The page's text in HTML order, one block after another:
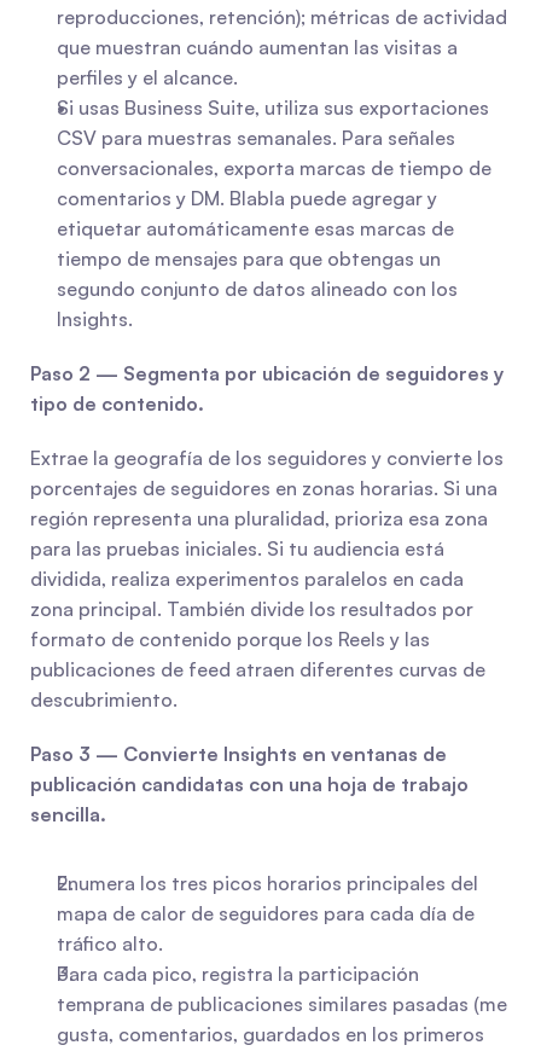
reproducciones, retención); métricas de actividad
que muestran cuándo aumentan las visitas a
perfiles y el alcance.
Si usas Business Suite, utiliza sus exportaciones
CSV para muestras semanales. Para señales
conversacionales, exporta marcas de tiempo de
comentarios y DM. Blabla puede agregar y
etiquetar automáticamente esas marcas de
tiempo de mensajes para que obtengas un
segundo conjunto de datos alineado con los
Insights.
Paso 2 — Segmenta por ubicación de seguidores y
tipo de contenido.
Extrae la geografía de los seguidores y convierte los
porcentajes de seguidores en zonas horarias. Si una
región representa una pluralidad, prioriza esa zona
para las pruebas iniciales. Si tu audiencia está
dividida, realiza experimentos paralelos en cada
zona principal. También divide los resultados por
formato de contenido porque los Reels y las
publicaciones de feed atraen diferentes curvas de
descubrimiento.
Paso 3 — Convierte Insights en ventanas de
publicación candidatas con una hoja de trabajo
sencilla.
Enumera los tres picos horarios principales del
mapa de calor de seguidores para cada día de
tráfico alto.
Para cada pico, registra la participación
temprana de publicaciones similares pasadas (me
gusta, comentarios, guardados en los primeros